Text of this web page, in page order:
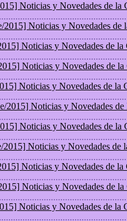
Noticias y Novedades de la
2015] Noticias y Novedades de
Noticias y Novedades de la
Noticias y Novedades de
Noticias y Novedades de la
2015] Noticias y Novedades
Noticias y Novedades de la
2015] Noticias y Novedades de
Noticias y Novedades de la
Noticias y Novedades de
Noticias y Novedades de la